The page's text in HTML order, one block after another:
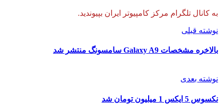
به کانال تلگرام مرکز کامپیوتر ایران بپیوندید.
نوشته قبلی
بالاخره مشخصات Galaxy A9 سامسونگ منتشر شد
نوشته بعدی
نکسوس 5 ایکس 1 میلیون تومان شد